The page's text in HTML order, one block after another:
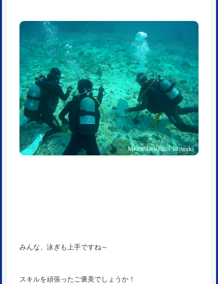
みんな、泳ぎも上手ですね～
スキルを頑張ったご褒美でしょうか！